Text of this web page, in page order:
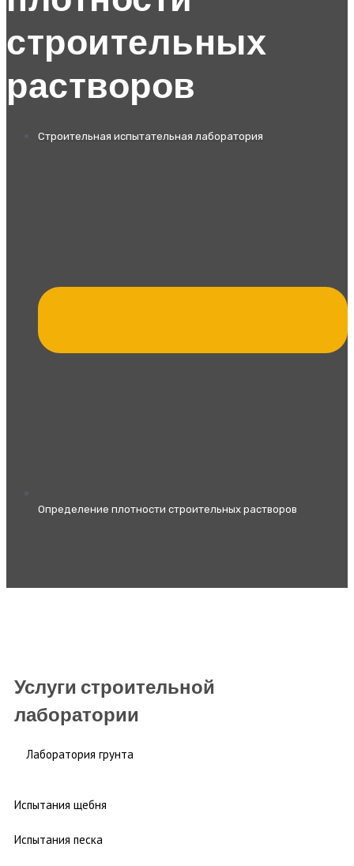
строительных
растворов
Строительная испытательная лаборатория
Определение плотности строительных растворов
Услуги строительной
лаборатории
Лаборатория грунта
Испытания щебня
Испытания песка